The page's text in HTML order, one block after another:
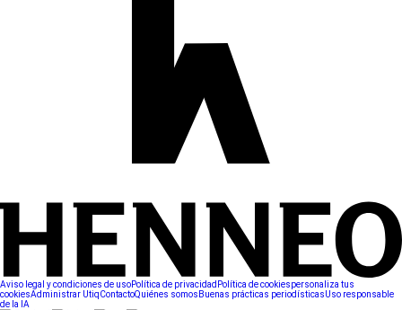
Aviso legal y condiciones de usoPolítica de privacidad Política de cookiespersonaliza tus
cookiesAdministrar UtiqContactoQuiénes somos Buenas prácticas periodísticasUso responsable
de la IA